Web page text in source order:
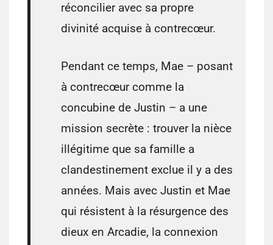
réconcilier avec sa propre
divinité acquise à contrecœur.
Pendant ce temps, Mae – posant
à contrecœur comme la
concubine de Justin – a une
mission secrète : trouver la nièce
illégitime que sa famille a
clandestinement exclue il y a des
années. Mais avec Justin et Mae
qui résistent à la résurgence des
dieux en Arcadie, la connexion